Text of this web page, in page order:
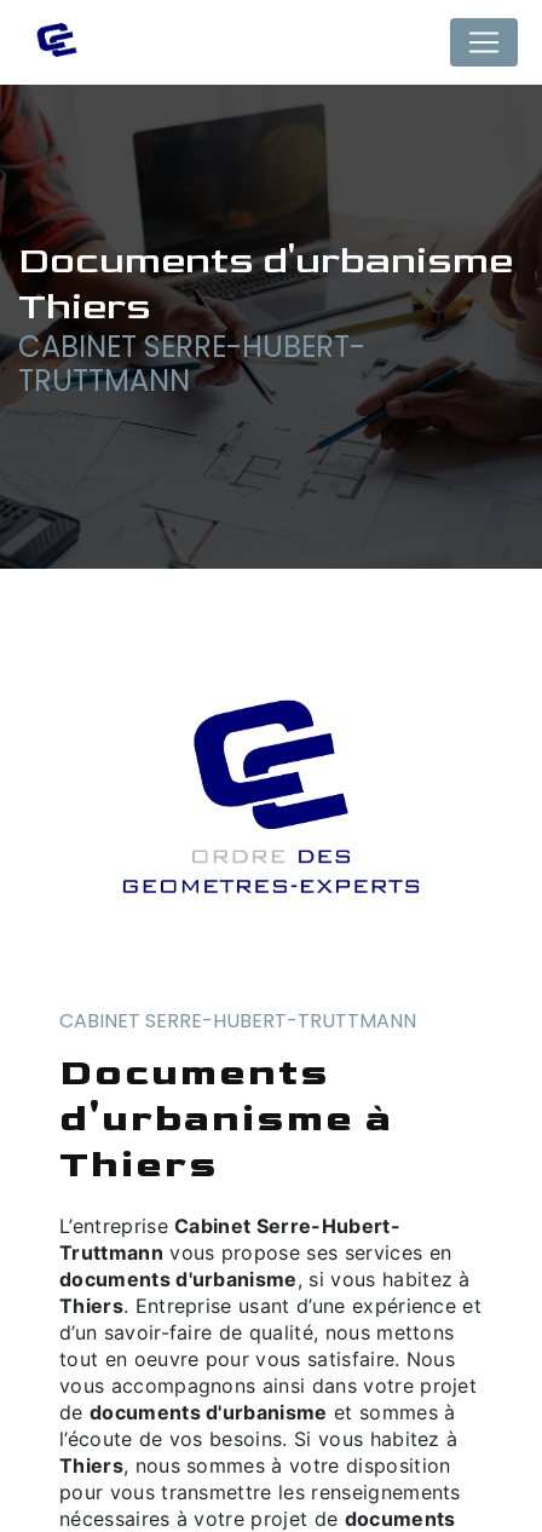
documents d'urbanisme
Thiers
CABINET SERRE-HUBERT-
TRUTTMANN
CABINET SERRE-HUBERT-TRUTTMANN
documents
d'urbanisme à
Thiers
L’entrepriseCabinet Serre-Hubert-
Truttmann vous propose ses services en
documents d'urbanisme, si vous habitez à
Thiers. Entreprise usant d’une expérience et
d’un savoir-faire de qualité, nous mettons
tout en oeuvre pour vous satisfaire. Nous
vous accompagnons ainsi dans votre projet
de documents d'urbanisme et sommes à
l’écoute de vos besoins. Si vous habitez à
Thiers, nous sommes à votre disposition
pour vous transmettre les renseignements
nécessaires à votre projet de documents